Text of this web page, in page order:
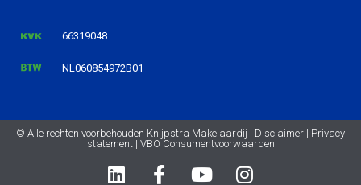
66319048
NL060854972B01
© Alle rechten voorbehouden Knijpstra Makelaardij | Disclaimer | Privacy
statement| VBO Consumentvoorwaarden